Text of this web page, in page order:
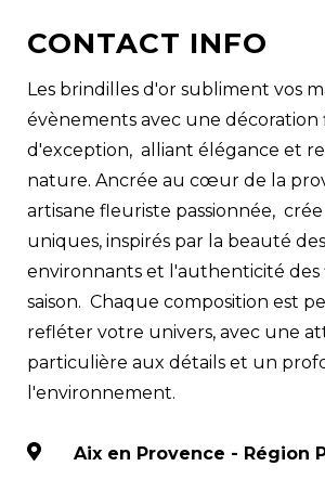
CONTACT INFO
Les brindilles d'or subliment vos
évènements avec une décoration
d'exception, alliant élégance et
nature. Ancrée au cœur de la
artisane fleuriste passionnée,
uniques, inspirés par la beauté
environnants et l'authenticité des
saison. Chaque composition est
refléter votre univers, avec une
particulière aux détails et un
l'environnement.
Aix en Provence - Région